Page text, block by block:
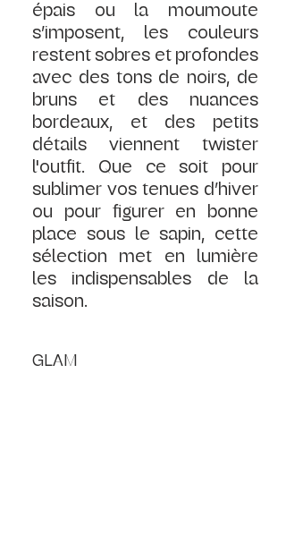
épais ou la moumoute
s’imposent, les couleurs
restent sobres et profondes
avec des tons de noirs, de
bruns et des nuances
bordeaux, et des petits
détails viennent twister
l'outfit. Que ce soit pour
sublimer vos tenues d’hiver
ou pour figurer en bonne
place sous le sapin, cette
sélection met en lumière
les indispensables de la
saison.
GLAM